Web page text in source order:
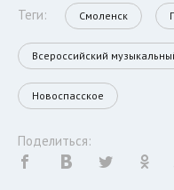
Теги: Смоленск
Всероссийский
Новоспасское
Поделиться: